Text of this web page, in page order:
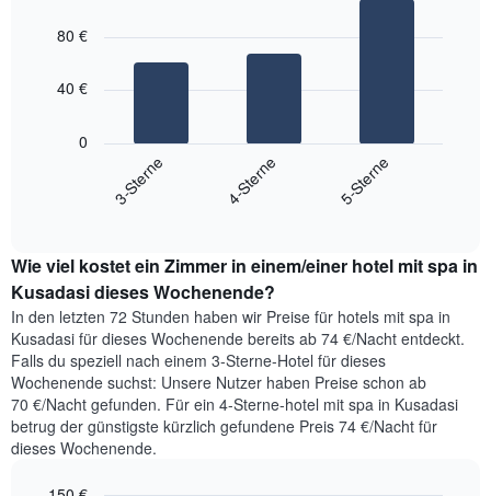
Sternebewertung.
Diagramm
Sternen
anzeigt.
Das
Diagramm
hat
1
Y-
Achse,
die
den
with
folgende
der
für
heute
Nacht
in
den
letzten
3
Tagen
gefunden
3-Sterne 4-Sterne 5-Sterne
0
40 €
80 €
Wie viel kostet ein Zimmer in einem/einer hotel mit spa in
Kusadasi dieses Wochenende?
In den letzten 72 Stunden haben wir Preise für hotels mit spa in
Kusadasi für dieses Wochenende bereits ab 74 €/Nacht entdeckt.
Falls du speziell nach einem 3-Sterne-Hotel für dieses
Wochenende suchst: Unsere Nutzer haben Preise schon ab
70 €/Nacht gefunden. Für ein 4-Sterne-hotel mit spa in Kusadasi
betrug der günstigste kürzlich gefundene Preis 74 €/Nacht für
dieses Wochenende.